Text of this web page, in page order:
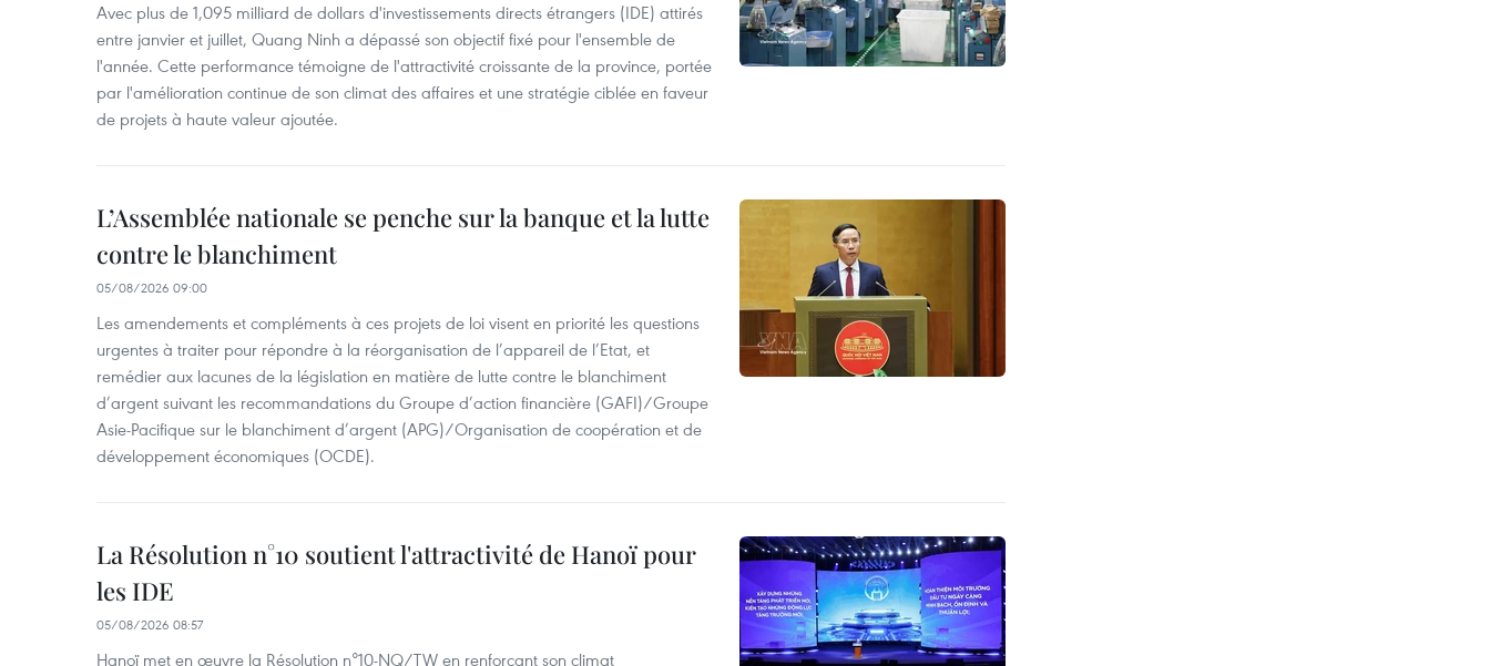
Avec plus de 1,095 milliard de dollars d'investissements directs étrangers (IDE) attirés
entre janvier et juillet, Quang Ninh a dépassé son objectif fixé pour l'ensemble de
l'année. Cette performance témoigne de l'attractivité croissante de la province, portée
par l'amélioration continue de son climat des affaires et une stratégie ciblée en faveur
de projets à haute valeur ajoutée.
L’Assemblée nationale se penche sur la banque et la lutte
contre le blanchiment
05/08/2026 09:00
Les amendements et compléments à ces projets de loi visent en priorité les questions
urgentes à traiter pour répondre à la réorganisation de l’appareil de l’Etat, et
remédier aux lacunes de la législation en matière de lutte contre le blanchiment
d’argent suivant les recommandations du Groupe d’action financière (GAFI)/Groupe
Asie-Pacifique sur le blanchiment d’argent (APG)/Organisation de coopération et de
développement économiques (OCDE).
La Résolution n°10 soutient l'attractivité de Hanoï pour
les IDE
05/08/2026 08:57
Hanoï met en œuvre la Résolution n°10-NQ/TW en renforçant son climat